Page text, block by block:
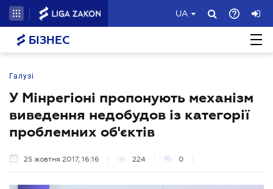
UA
БІЗНЕС
Галузі
У Мінрегіоні пропонують механізм
виведення недобудов із категорії
проблемних об'єктів
25 жовтня 2017, 16:16 224 0